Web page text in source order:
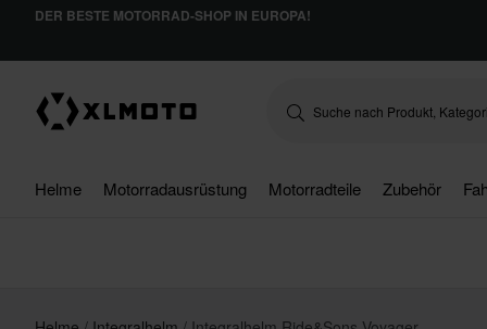
DER BESTE MOTORRAD-SHOP IN EUROPA!
Helme Motorradausrüstung Motorradteile Zubehör